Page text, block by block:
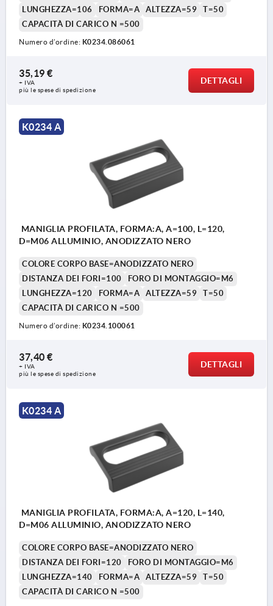
LUNGHEZZA=106
FORMA=A ALTEZZA=59
T=50
CAPACITÀ DI CARICO N =500
Numero d’ordine: K0234.086061
35,19 €
+ IVA
più le spese di spedizione
DETTAGLI
K0234 A
MANIGLIA PROFILATA, FORMA:A, A=100, L=120,
D=M06 ALLUMINIO, ANODIZZATO NERO
COLORE CORPO BASE=ANODIZZATO NERO
DISTANZA DEI FORI=100
FORO DI MONTAGGIO=M6
LUNGHEZZA=120
FORMA=A ALTEZZA=59
T=50
CAPACITÀ DI CARICO N =500
Numero d’ordine: K0234.100061
37,40 €
+ IVA
più le spese di spedizione
DETTAGLI
K0234 A
MANIGLIA PROFILATA, FORMA:A, A=120, L=140,
D=M06 ALLUMINIO, ANODIZZATO NERO
COLORE CORPO BASE=ANODIZZATO NERO
DISTANZA DEI FORI=120
FORO DI MONTAGGIO=M6
LUNGHEZZA=140
FORMA=A ALTEZZA=59
T=50
CAPACITÀ DI CARICO N =500